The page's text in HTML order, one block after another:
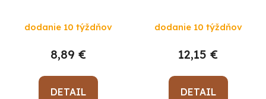
dodanie 10 týždňov
8,89 €
DETAIL
dodanie 10 týždňov
12,15 €
DETAIL